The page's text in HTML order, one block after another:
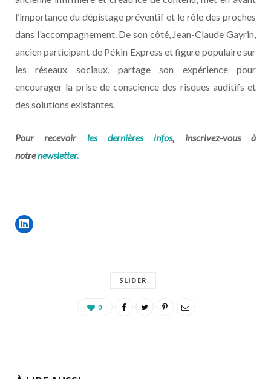
l’importance du dépistage préventif et le rôle des proches
dans l’accompagnement. De son côté, Jean-Claude Gayrin,
ancien participant de Pékin Express et figure populaire sur
les réseaux sociaux, partage son expérience pour
encourager la prise de conscience des risques auditifs et
des solutions existantes.
Pour recevoir les dernières infos, inscrivez-vous à
notrenewsletter.
SLIDER
0